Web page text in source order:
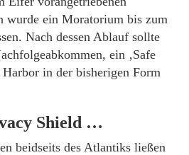
wurde ein Moratorium bis zum
Nach dessen Ablauf sollte
ein ‚Safe
Harbor in der bisherigen Form
Shield …
beidseits des Atlantiks ließen